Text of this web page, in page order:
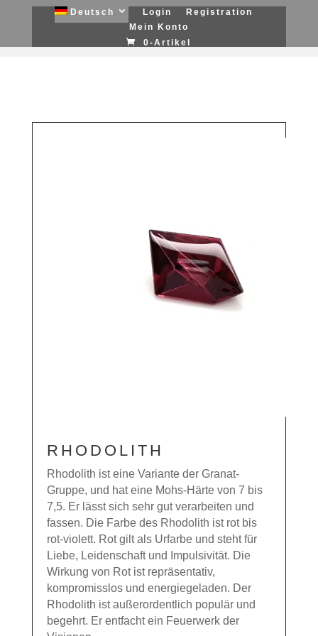
Deutsch Login
Registration
Mein Konto
0-Artikel
RHODOLITH
Rhodolith ist eine Variante der Granat-
Gruppe, und hat eine Mohs-Härte von 7 bis
7,5. Er lässt sich sehr gut verarbeiten und
fassen. Die Farbe des Rhodolith ist rot bis
rot-violett. Rot gilt als Urfarbe und steht für
Liebe, Leidenschaft und Impulsivität. Die
Wirkung von Rot ist repräsentativ,
kompromisslos und energiegeladen. Der
Rhodolith ist außerordentlich populär und
begehrt. Er entfacht ein Feuerwerk der